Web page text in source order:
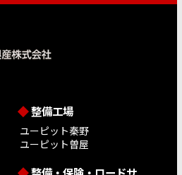
整備工場
ユーピット秦野
ユーピット曽屋